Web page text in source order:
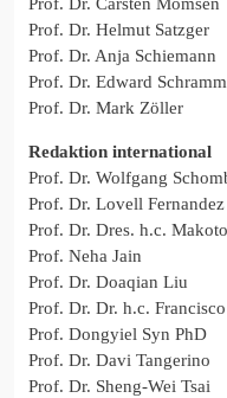
Prof. Dr. Helmut Satzger
Prof. Dr. Anja Schiemann
Prof. Dr. Edward Schramm
Prof. Dr. Mark Zöller
Redaktion international
Prof. Dr. Wolfgang
Prof. Dr. Lovell Fernandez
Prof. Dr. Dres. h.c.
Prof. Neha Jain
Prof. Dr. Doaqian Liu
Prof. Dr. Dr. h.c.
Prof. Dongyiel Syn PhD
Prof. Dr. Davi Tangerino
Prof. Dr. Sheng-Wei Tsai